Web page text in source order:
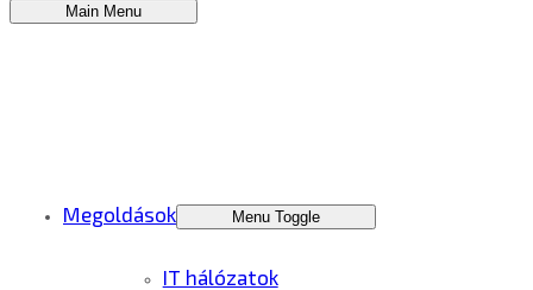
Main Menu
Megoldások Menu Toggle
IT hálózatok